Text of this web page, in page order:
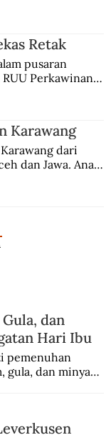
Retak
pusaran
Perkawinan.
Karawang
dari
dan Jawa. Anak
dan
Hari Ibu
pemenuhan
gula, dan minyak